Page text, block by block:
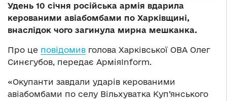
Удень 10 січня російська армія вдарила
керованими авіабомбами по Харківщині,
внаслідок чого загинула мирна мешканка.
Про це повідомив голова Харківської ОВА Олег
Синєгубов, передає АрміяInform.
«Окупанти завдали ударів керованими
авіабомбами по селу Вільхуватка Куп’янського